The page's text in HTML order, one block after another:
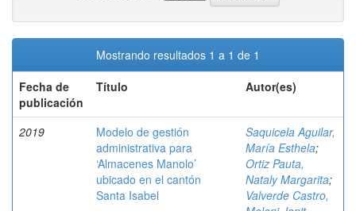
Mostrando resultados 1 a 1 de 1
Fecha de
publicación
Título Autor(es)
2019
Modelo de gestión
administrativa para
‘Almacenes Manolo’
ubicado en el cantón
Santa Isabel
Saquicela Aguilar,
María Esthela;
Ortiz Pauta,
Nataly Margarita;
Valverde Castro,